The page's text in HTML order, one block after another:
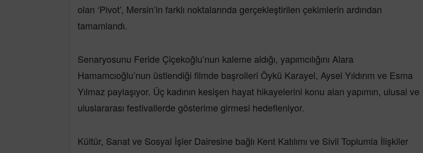
olan ‘Pivot’, Mersin’in farklı noktalarında gerçekleştirilen çekimlerin ardından
tamamlandı.
Senaryosunu Feride Çiçekoğlu’nun kaleme aldığı, yapımcılığını Alara
Hamamcıoğlu’nun üstlendiği filmde başrolleri Öykü Karayel, Aysel Yıldırım ve Esma
Yılmaz paylaşıyor. Üç kadının kesişen hayat hikayelerini konu alan yapımın, ulusal ve
uluslararası festivallerde gösterime girmesi hedefleniyor.
Kültür, Sanat ve Sosyal İşler Dairesine bağlı Kent Katılımı ve Sivil Toplumla İlişkiler